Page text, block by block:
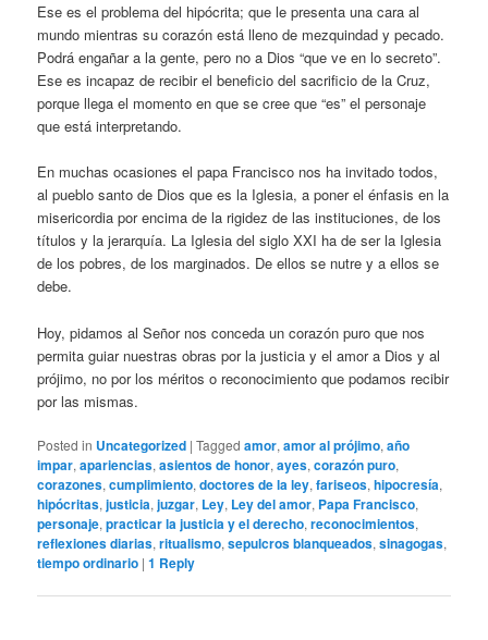
Ese es el problema del hipócrita; que le presenta una cara al
mundo mientras su corazón está lleno de mezquindad y pecado.
Podrá engañar a la gente, pero no a Dios “que ve en lo secreto”.
Ese es incapaz de recibir el beneficio del sacrificio de la Cruz,
porque llega el momento en que se cree que “es” el personaje
que está interpretando.
En muchas ocasiones el papa Francisco nos ha invitado todos,
al pueblo santo de Dios que es la Iglesia, a poner el énfasis en la
misericordia por encima de la rigidez de las instituciones, de los
títulos y la jerarquía. La Iglesia del siglo XXI ha de ser la Iglesia
de los pobres, de los marginados. De ellos se nutre y a ellos se
debe.
Hoy, pidamos al Señor nos conceda un corazón puro que nos
permita guiar nuestras obras por la justicia y el amor a Dios y al
prójimo, no por los méritos o reconocimiento que podamos recibir
por las mismas.
Posted in Uncategorized |Tagged amor,amor al prójimo,año
impar,apariencias,asientos de honor,ayes,corazón puro,
corazones,cumplimiento,doctores de la ley,fariseos,hipocresía,
hipócritas,justicia,juzgar, Ley, Ley del amor, Papa Francisco,
personaje,practicar la justicia y el derecho,reconocimientos,
reflexiones diarias,ritualismo,sepulcros blanqueados,sinagogas,
tiempo ordinario |1 Reply